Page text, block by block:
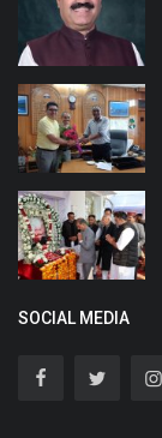
SOCIAL MEDIA